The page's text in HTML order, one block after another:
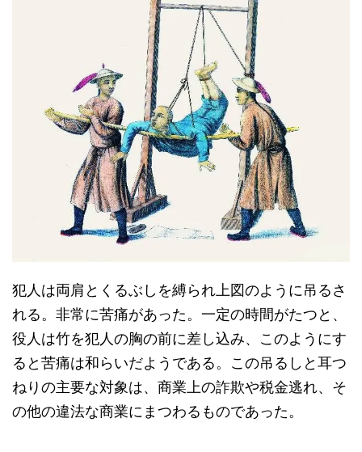
犯人は両肩とくるぶしを縛られ上図のように吊るさ
れる。非常に苦痛があった。一定の時間がたつと、
役人は竹を犯人の胸の前に差し込み、このようにす
ると苦痛は和らいだようである。この吊るしと耳つ
ねりの主要な対象は、商業上の詐欺や税金逃れ、そ
の他の違法な商業にまつわるものであった。